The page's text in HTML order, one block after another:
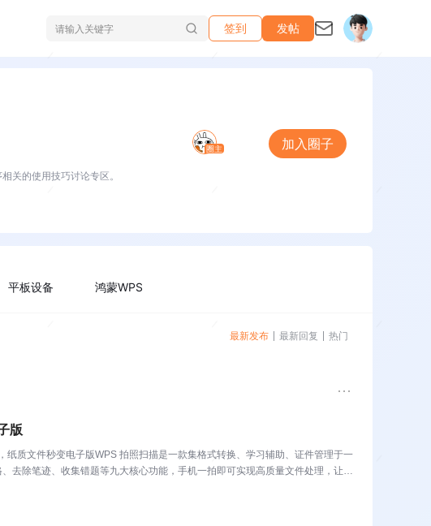
签到 发帖
圈主
关的使用技巧讨论专区。
加入圈子
平板设备 鸿蒙WPS
最新发布 最新回复 热门
版
纸质文件秒变电子版WPS 拍照扫描是一款集格式转换、学习辅助、证件管理于一
去除笔迹、收集错题等九大核心功能，手机一拍即可实现高质量文件处理，让办